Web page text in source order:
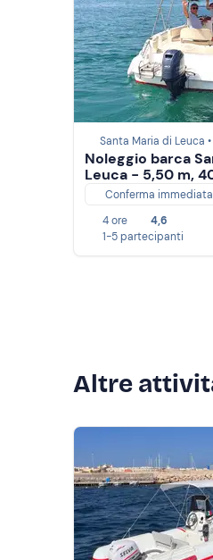
Santa Maria di Leuca •
Noleggio barca
Leuca - 5,50 m,
Conferma immediata
4 ore
4,6
1-5 partecipanti
Altre